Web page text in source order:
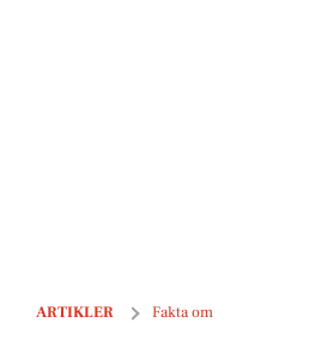
ARTIKLER Fakta om
Se om din bolig trues af oversvømmelse